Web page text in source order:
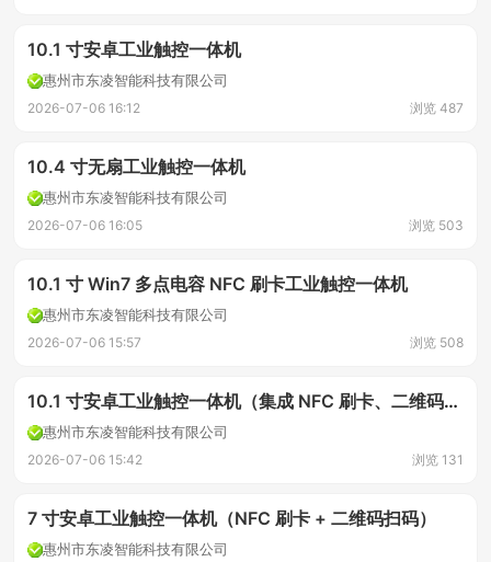
10.1 寸安卓工业触控一体机
惠州市东凌智能科技有限公司
2026-07-06 16:12 浏览 487
10.4 寸无扇工业触控一体机
惠州市东凌智能科技有限公司
2026-07-06 16:05 浏览 503
10.1 寸 Win7 多点电容 NFC 刷卡工业触控一体机
惠州市东凌智能科技有限公司
2026-07-06 15:57 浏览 508
10.1 寸安卓工业触控一体机（集成 NFC 刷卡、二维码扫码功能）
惠州市东凌智能科技有限公司
2026-07-06 15:42 浏览 131
7 寸安卓工业触控一体机（NFC 刷卡 + 二维码扫码）
惠州市东凌智能科技有限公司